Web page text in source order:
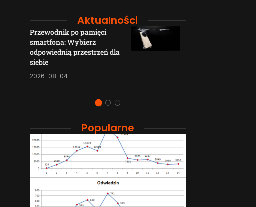
Aktualności
Przewodnik po pamięci
smartfona: Wybierz
odpowiednią przestrzeń dla
siebie
2026-08-04
Popularne